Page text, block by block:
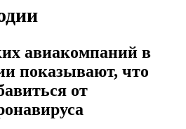
авиакомпаний в
показывают, что
от